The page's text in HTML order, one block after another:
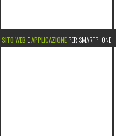
SITO WEB EAPPLICAZIONE PER SMARTPHONE